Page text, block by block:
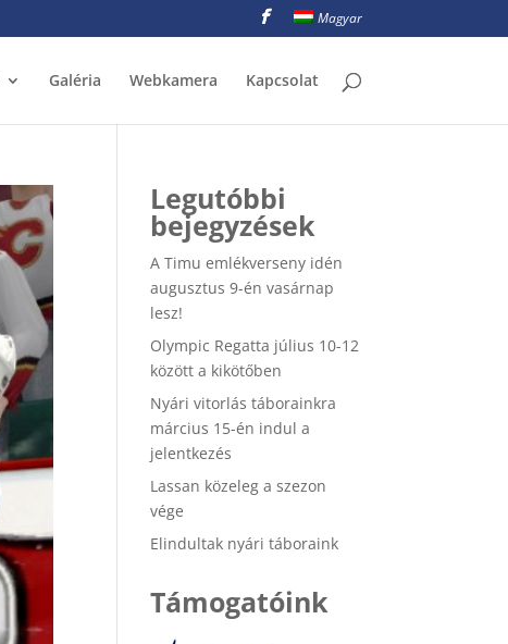
Magyar
Galéria Webkamera Kapcsolat
Legutóbbi
bejegyzések
A Timu emlékverseny idén
augusztus 9-én vasárnap
lesz!
Olympic Regatta július 10-12
között a kikötőben
Nyári vitorlás táborainkra
március 15-én indul a
jelentkezés
Lassan közeleg a szezon
vége
Elindultak nyári táboraink
Támogatóink